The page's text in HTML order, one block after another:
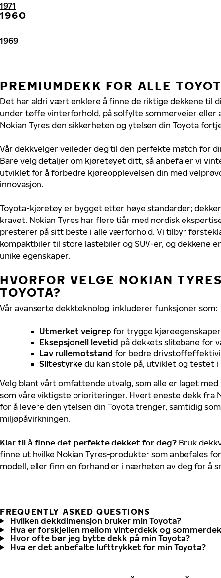
1971
1960
1969
PREMIUMDEKK FOR ALLE
Det har aldri vært enklere å finne de riktige dekkene til
under tøffe vinterforhold, på solfylte sommerveier eller
Nokian Tyres den sikkerheten og ytelsen din Toyota
Vår dekkvelger veileder deg til den perfekte match for
Bare velg detaljer om kjøretøyet ditt, så anbefaler vi
utviklet for å forbedre kjøreopplevelsen din med
innovasjon.
Toyota-kjøretøy er bygget etter høye standarder;
kravet. Nokian Tyres har flere tiår med nordisk
presterer på sitt beste i alle værforhold. Vi tilbyr
kompaktbiler til store lastebiler og SUV-er, og dekkene
unike egenskaper.
HVORFOR VELGE NOKIAN
TOYOTA?
Vår avanserte dekkteknologi inkluderer funksjoner som:
Utmerket veigrep for trygge
Eksepsjonell levetid på dekkets slitebane for
Lav rullemotstand for bedre
Slitestyrke du kan stole på, utviklet og testet i
Velg blant vårt omfattende utvalg, som alle er laget
som våre viktigste prioriteringer. Hvert eneste dekk fra
for å levere den ytelsen din Toyota trenger, samtidig
miljøpåvirkningen.
Klar til å finne det perfekte dekket for deg? Bruk
finne ut hvilke Nokian Tyres-produkter som anbefales
modell, eller finn en forhandler i nærheten av deg for å
FREQUENTLY ASKED QUESTIONS
Hvilken dekkdimensjon bruker min Toyota?
Hva er forskjellen mellom vinterdekk og
Hvor ofte bør jeg bytte dekk på min Toyota?
Hva er det anbefalte lufttrykket for min Toyota?